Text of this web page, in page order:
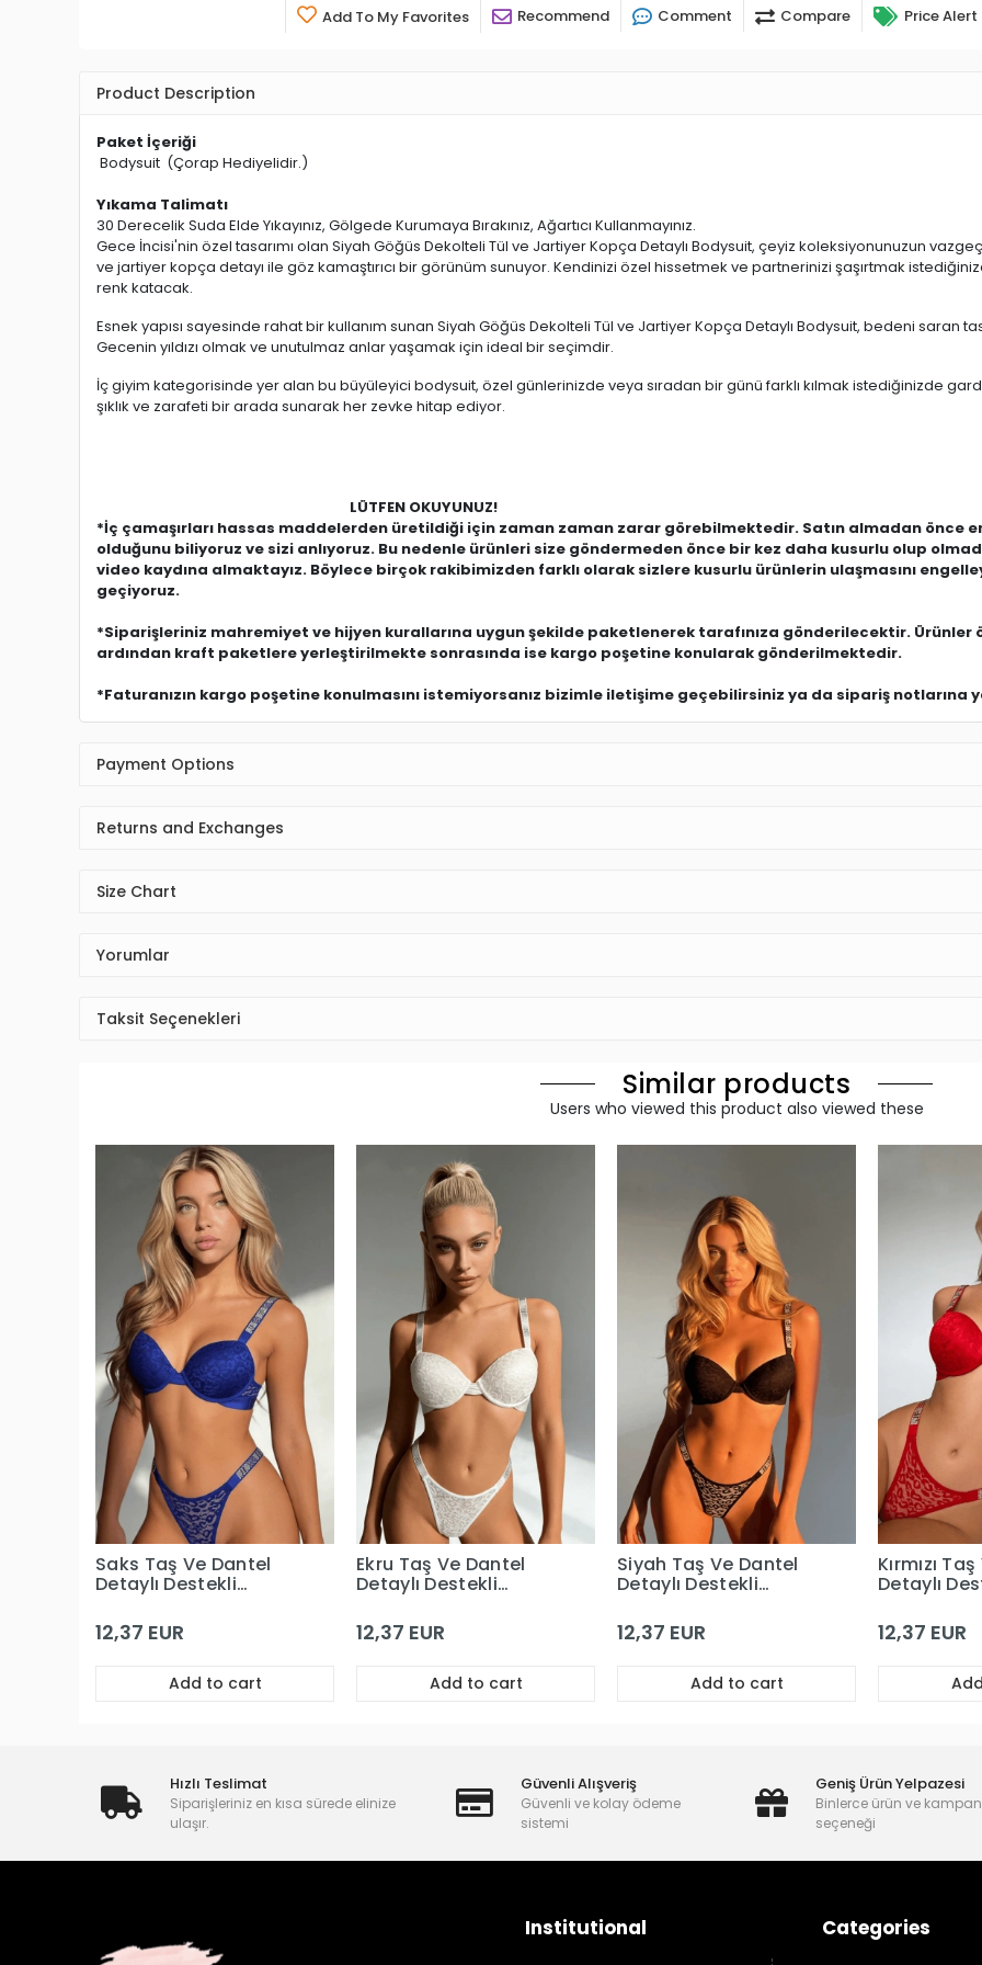
Add To My Favorites Recommend Comment Compare Price Alert
Product Description
Paket İçeriği
Bodysuit (Çorap Hediyelidir.)
Yıkama Talimatı
30 Derecelik Suda Elde Yıkayınız, Gölgede Kurumaya Bırakınız, Ağartıcı Kullanmayınız.
Gece İncisi'nin özel tasarımı olan Siyah Göğüs Dekolteli Tül ve Jartiyer Kopça Detaylı Bodysuit, çeyiz koleksiyonunuzun
ve jartiyer kopça detayı ile göz kamaştırıcı bir görünüm sunuyor. Kendinizi özel hissetmek ve partnerinizi şaşırtmak
renk katacak.
Esnek yapısı sayesinde rahat bir kullanım sunan Siyah Göğüs Dekolteli Tül ve Jartiyer Kopça Detaylı Bodysuit, bedeni saran
Gecenin yıldızı olmak ve unutulmaz anlar yaşamak için ideal bir seçimdir.
İç giyim kategorisinde yer alan bu büyüleyici bodysuit, özel günlerinizde veya sıradan bir günü farklı kılmak istediğinizde
şıklık ve zarafeti bir arada sunarak her zevke hitap ediyor.
LÜTFEN OKUYUNUZ!
*İç çamaşırları hassas maddelerden üretildiği için zaman zaman zarar görebilmektedir. Satın almadan önce
olduğunu biliyoruz ve sizi anlıyoruz. Bu nedenle ürünleri size göndermeden önce bir kez daha kusurlu olup
video kaydına almaktayız. Böylece birçok rakibimizden farklı olarak sizlere kusurlu ürünlerin ulaşmasını
geçiyoruz.
*Siparişleriniz mahremiyet ve hijyen kurallarına uygun şekilde paketlenerek tarafınıza gönderilecektir.
ardından kraft paketlere yerleştirilmekte sonrasında ise kargo poşetine konularak gönderilmektedir.
*Faturanızın kargo poşetine konulmasını istemiyorsanız bizimle iletişime geçebilirsiniz ya da sipariş notlarına
Payment Options
Returns and Exchanges
Size Chart
Yorumlar
Taksit Seçenekleri
Similar products
Users who viewed this product also viewed these
Saks Taş Ve Dantel
Detaylı Destekli
Sütyen Takım
12,37 EUR
Add to cart
Ekru Taş Ve Dantel
Detaylı Destekli
Sütyen Takım
12,37 EUR
Add to cart
Siyah Taş Ve Dantel
Detaylı Destekli
Sütyen Takım
12,37 EUR
Add to cart
Kırmızı
Detaylı
Sütyen
12,37 EUR
Hızlı Teslimat
Siparişleriniz en kısa sürede elinize
ulaşır.
Güvenli Alışveriş
Güvenli ve kolay ödeme
sistemi
Geniş Ürün Yelpazesi
Binlerce ürün ve
seçeneği
Institutional Categories